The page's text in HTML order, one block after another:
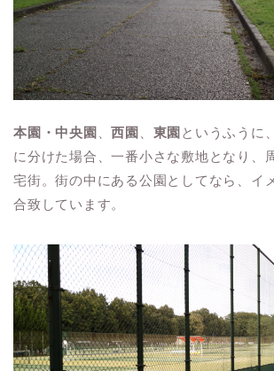
本園・中央園 、西園 東園 というふうに
に分けた場合、一番小さな敷地となり、
宅街。街の中にある公園としてなら、イ
合致しています。